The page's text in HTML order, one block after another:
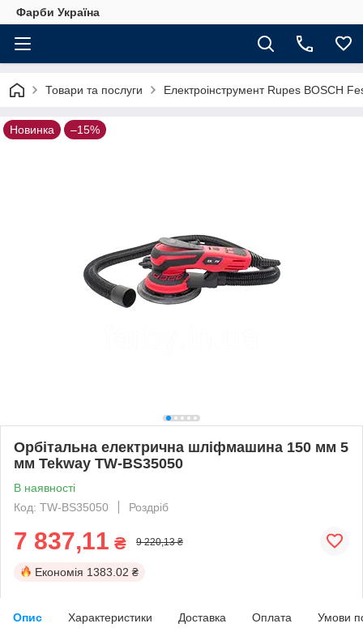
Фарби Україна
Товари та послуги Електроінструмент Rupes BOSCH
Новинка –15%
Орбітальна електрична шліфмашина 150 мм 5
мм Tekway TW-BS35050
В наявності
Код: TW-BS35050
Роздріб
7 837,11 ₴ 9 220,13 ₴
Економія 1383.02 ₴
Опис Характеристики Доставка Оплата Умови